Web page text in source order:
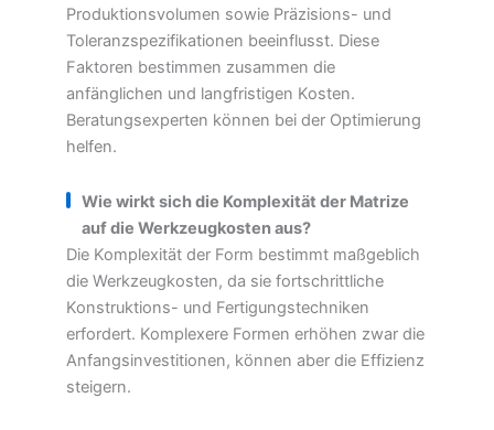
Produktionsvolumen sowie Präzisions- und
Toleranzspezifikationen beeinflusst. Diese
Faktoren bestimmen zusammen die
anfänglichen und langfristigen Kosten.
Beratungsexperten können bei der Optimierung
helfen.
Wie wirkt sich die Komplexität der Matrize
auf die Werkzeugkosten aus?
Die Komplexität der Form bestimmt maßgeblich
die Werkzeugkosten, da sie fortschrittliche
Konstruktions- und Fertigungstechniken
erfordert. Komplexere Formen erhöhen zwar die
Anfangsinvestitionen, können aber die Effizienz
steigern.